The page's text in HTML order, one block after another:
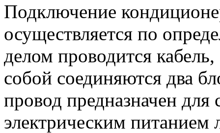
Подключение
осуществляется по
делом проводится
собой соединяются два
провод предназначен для
электрическим питанием